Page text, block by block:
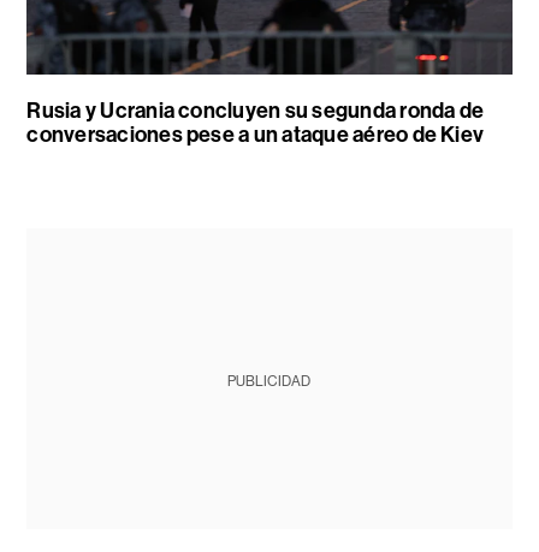
Rusia y Ucrania concluyen su segunda ronda de
conversaciones pese a un ataque aéreo de Kiev
PUBLICIDAD